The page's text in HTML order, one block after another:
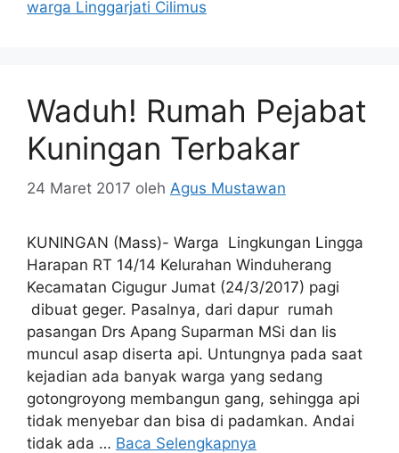
warga Linggarjati Cilimus
Waduh! Rumah Pejabat
Kuningan Terbakar
24 Maret 2017 oleh Agus Mustawan
KUNINGAN (Mass)- Warga Lingkungan Lingga
Harapan RT 14/14 Kelurahan Winduherang
Kecamatan Cigugur Jumat (24/3/2017) pagi
dibuat geger. Pasalnya, dari dapur rumah
pasangan Drs Apang Suparman MSi dan Iis
muncul asap diserta api. Untungnya pada saat
kejadian ada banyak warga yang sedang
gotongroyong membangun gang, sehingga api
tidak menyebar dan bisa di padamkan. Andai
tidak ada … Baca Selengkapnya